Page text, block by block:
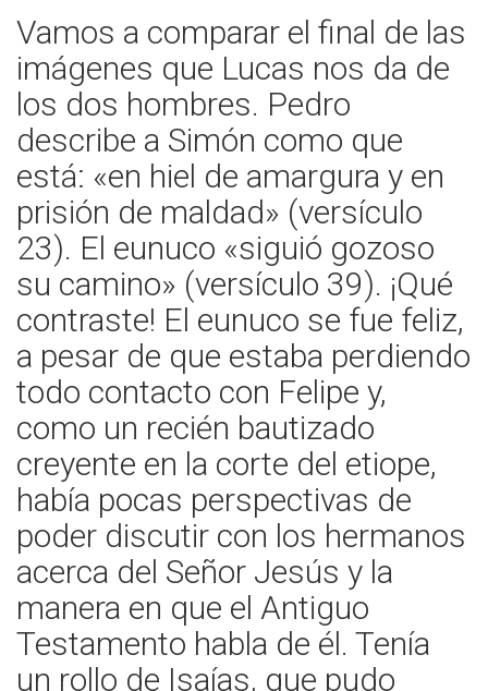
Vamos a comparar el final de las
imágenes que Lucas nos da de
los dos hombres. Pedro
describe a Simón como que
está: «en hiel de amargura y en
prisión de maldad» (versículo
23). El eunuco «siguió gozoso
su camino» (versículo 39). ¡Qué
contraste! El eunuco se fue feliz,
a pesar de que estaba perdiendo
todo contacto con Felipe y,
como un recién bautizado
creyente en la corte del etiope,
había pocas perspectivas de
poder discutir con los hermanos
acerca del Señor Jesús y la
manera en que el Antiguo
Testamento habla de él. Tenía
un rollo de Isaías, que pudo